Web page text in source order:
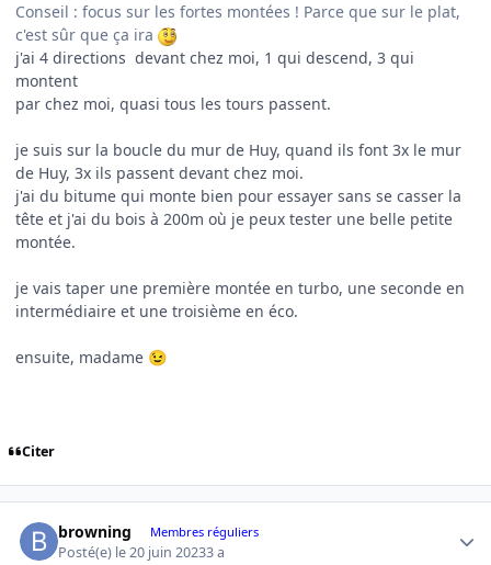
Conseil : focus sur les fortes montées ! Parce que sur le plat,
c'est sûr que ça ira
j'ai 4 directions devant chez moi, 1 qui descend, 3 qui
montent
par chez moi, quasi tous les tours passent.
je suis sur la boucle du mur de Huy, quand ils font 3x le mur
de Huy, 3x ils passent devant chez moi.
j'ai du bitume qui monte bien pour essayer sans se casser la
tête et j'ai du bois à 200m où je peux tester une belle petite
montée.
je vais taper une première montée en turbo, une seconde en
intermédiaire et une troisième en éco.
ensuite, madame 😉
Citer
browning Membres réguliers
Posté(e) le 20 juin 20233 a